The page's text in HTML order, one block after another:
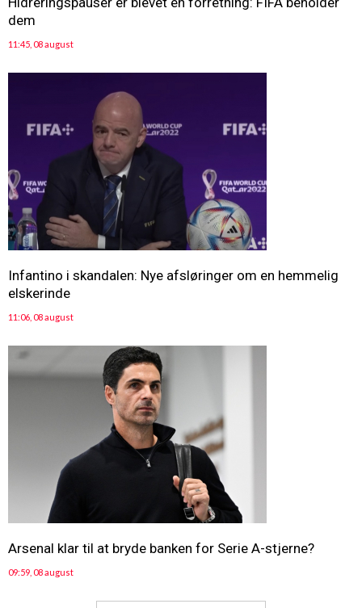
dem
11:45, 08 august
Infantino i skandalen: Nye afsløringer om en hemmelig
elskerinde
11:06, 08 august
Arsenal klar til at bryde banken for Serie A-stjerne?
09:59, 08 august